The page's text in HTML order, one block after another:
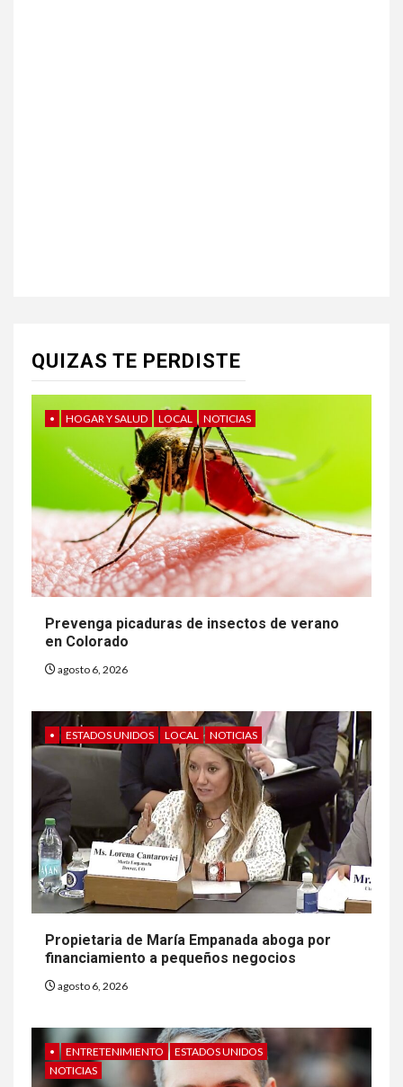
QUIZAS TE PERDISTE
• HOGAR Y SALUD LOCAL NOTICIAS
Prevenga picaduras de insectos de verano
en Colorado
agosto 6, 2026
• ESTADOS UNIDOS LOCAL NOTICIAS
Propietaria de María Empanada aboga por
financiamiento a pequeños negocios
agosto 6, 2026
• ENTRETENIMIENTO
ESTADOS UNIDOS
NOTICIAS